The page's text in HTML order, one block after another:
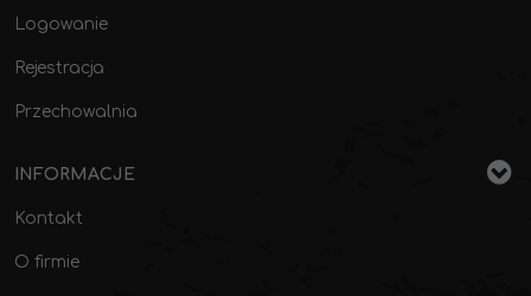
Logowanie
Rejestracja
Przechowalnia
INFORMACJE
Kontakt
O firmie